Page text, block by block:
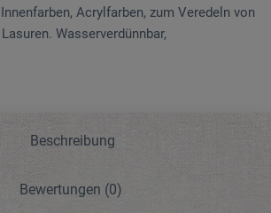
Acrylfarben, zum Veredeln von
Wasserverdünnbar,
Beschreibung
Bewertungen (0)